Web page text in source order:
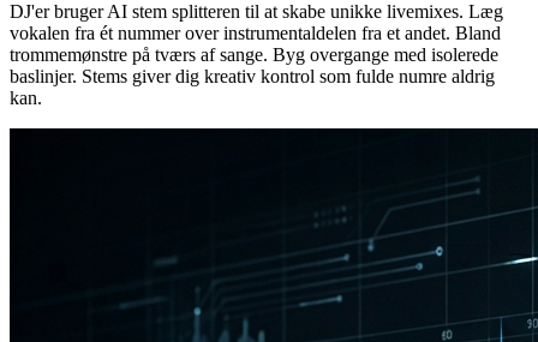
DJ'er bruger AI stem splitteren til at skabe unikke livemixes. Læg
vokalen fra ét nummer over instrumentaldelen fra et andet. Bland
trommemønstre på tværs af sange. Byg overgange med isolerede
baslinjer. Stems giver dig kreativ kontrol som fulde numre aldrig
kan.